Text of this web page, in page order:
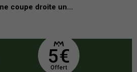
coupe droite un...